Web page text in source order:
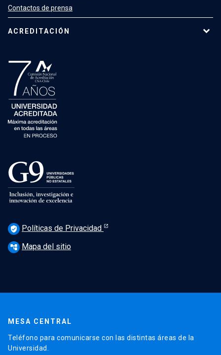
Contactos de prensa
ACREDITACIÓN
verified_user Políticas de Privacidad
account_tree Mapa del sitio
MESA CENTRAL
Teléfono para comunicarse con las distintas áreas de la
Universidad.